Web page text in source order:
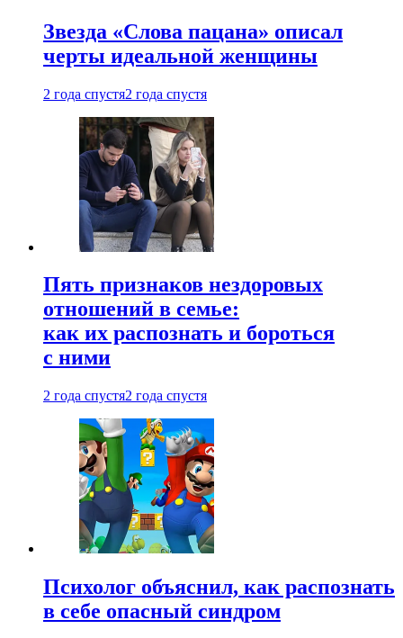
Звезда «Слова пацана» описал
черты идеальной женщины
2 года спустя2 года спустя
Пять признаков нездоровых
отношений в семье:
как их распознать и бороться
с ними
2 года спустя2 года спустя
Психолог объяснил, как распознать
в себе опасный синдром